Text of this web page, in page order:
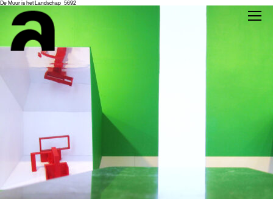
De Muur is het Landschap_5692